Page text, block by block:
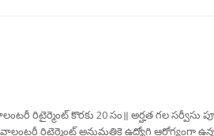
రిటైర్మెంట్ కొరకు 20 సం॥ అర్హత గల సర్వీసు
రిటైర్మెంట్ అనుమతికై ఉద్యోగి ఆరోగ్యంగా